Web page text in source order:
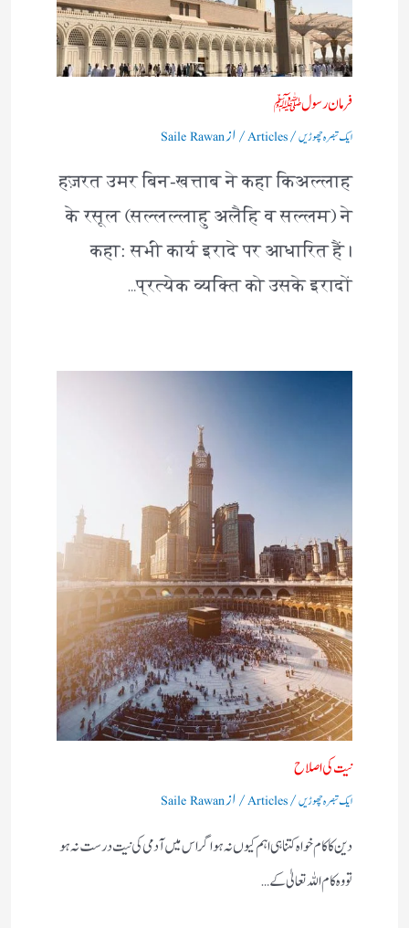
فرمان رسولﷺ
ایک تبصرہ چھوڑیں/
Articles/ ازSaile Rawan
हज़रत उमर बिन-खत्ताब ने कहा किअल्लाह
के रसूल (सल्लल्लाहु अलैहि व सल्लम) ने
कहा: सभी कार्य इरादे पर आधारित हैं।
प्रत्येक व्यक्ति को उसके इरादों…
نیت کی اصلاح
ایک تبصرہ چھوڑیں/
Articles/ ازSaile Rawan
دین کا کام خواہ کتنا ہی اہم کیوں نہ ہو اگر اس میں آدمی کی نیت درست نہ ہو
تو وہ کام اللہ تعالیٰ کے…